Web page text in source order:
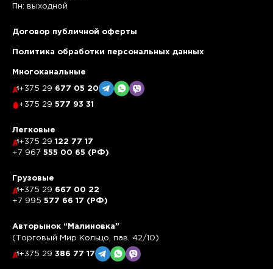
Пн: выходной
Договор публичной оферты
Политика обработки персональных данных
Многоканальные
+375 29 677 05 20
+375 29 577 93 31
Легковые
+375 29 122 77 17
+7 967 555 00 65 (РФ)
Грузовые
+375 29 667 00 22
+7 995 577 66 17 (РФ)
Авторынок “Малиновка”
(Торговый Мир Кольцо, пав. 42/10)
+375 29 386 77 17